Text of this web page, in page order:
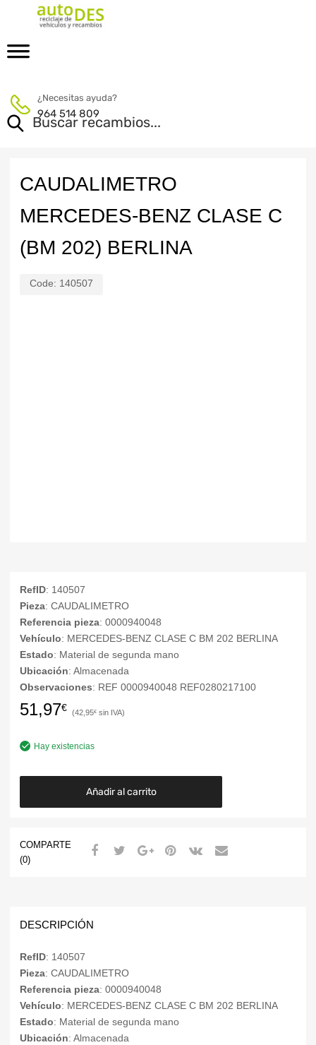
¿Necesitas ayuda?
964 514 809
CAUDALIMETRO
MERCEDES-BENZ CLASE C
(BM 202) BERLINA
Code: 140507
RefID: 140507
Pieza: CAUDALIMETRO
Referencia pieza: 0000940048
Vehículo: MERCEDES-BENZ CLASE C BM 202 BERLINA
Estado: Material de segunda mano
Ubicación: Almacenada
Observaciones: REF 0000940048 REF0280217100
51,97€ 42,95€
Hay existencias
Añadir al carrito
COMPARTE
(0)
DESCRIPCIÓN
RefID: 140507
Pieza: CAUDALIMETRO
Referencia pieza: 0000940048
Vehículo: MERCEDES-BENZ CLASE C BM 202 BERLINA
Estado: Material de segunda mano
Ubicación: Almacenada